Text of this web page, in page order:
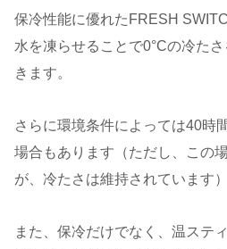
保冷性能に優れたFRESH
水を凍らせることで0°Cの冷た
きます。
さらに環境条件によっては40時
場合もあります（ただし、この
が、冷たさは維持されています）
また、保冷だけでなく、温ステ